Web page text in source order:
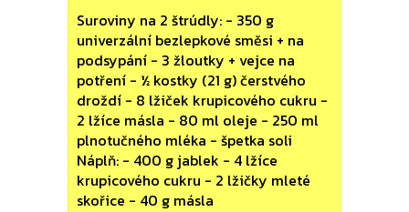
Suroviny na 2 štrúdly: - 350 g
univerzální bezlepkové směsi + na
podsypání - 3 žloutky + vejce na
potření - ½ kostky (21 g) čerstvého
droždí - 8 lžiček krupicového cukru -
2 lžíce másla - 80 ml oleje - 250 ml
plnotučného mléka - špetka soli
Náplň: - 400 g jablek - 4 lžíce
krupicového cukru - 2 lžičky mleté
skořice - 40 g másla